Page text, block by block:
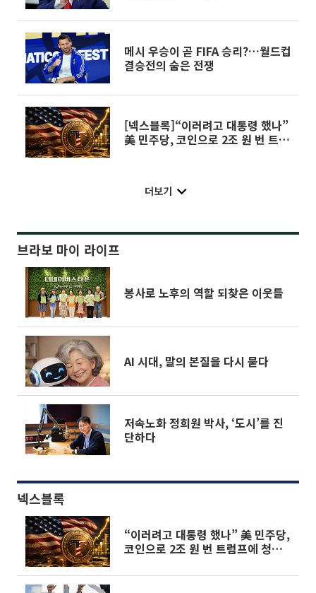
메시 우승이 곧 FIFA 승리?…월드컵
결승전의 숨은 전쟁
[넥스블록]“이러려고 대통령 했나”
美 민주당, 코인으로 2조 원 번 트럼
더보기
브라보 마이 라이프
봉사로 노후의 역할 되찾은 이웃들
AI 시대, 말의 본질을 다시 묻다
저속노화 정희원 박사, ‘도시’를 진
단하다
넥스블록
“이러려고 대통령 했나” 美 민주당,
코인으로 2조 원 번 트럼프에 청문